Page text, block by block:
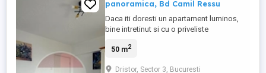
panoramica, Bd Camil Ressu
Daca iti doresti un apartament luminos,
bine intretinut si cu o priveliste
proprietate de pe Bulevardul Camil Ressu,
50 m2
Dristor, Sector 3, Bucuresti